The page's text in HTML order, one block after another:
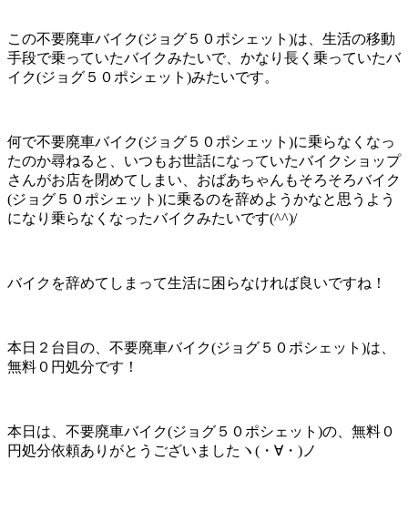
この不要廃車バイク(ジョグ５０ポシェット)は、生活の移動
手段で乗っていたバイクみたいで、かなり長く乗っていたバ
イク(ジョグ５０ポシェット)みたいです。
何で不要廃車バイク(ジョグ５０ポシェット)に乗らなくなっ
たのか尋ねると、いつもお世話になっていたバイクショップ
さんがお店を閉めてしまい、おばあちゃんもそろそろバイク
(ジョグ５０ポシェット)に乗るのを辞めようかなと思うよう
になり乗らなくなったバイクみたいです(^^)/
バイクを辞めてしまって生活に困らなければ良いですね！
本日２台目の、不要廃車バイク(ジョグ５０ポシェット)は、
無料０円処分です！
本日は、不要廃車バイク(ジョグ５０ポシェット)の、無料０
円処分依頼ありがとうございましたヽ(・∀・)ノ